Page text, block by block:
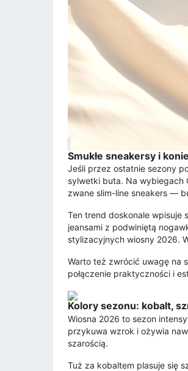
Smukłe sneakersy i
Jeśli przez ostatnie sezony
sylwetki buta. Na wybiegach
zwane slim-line sneakers —
Ten trend doskonale wpisuje
jeansami z podwiniętą
stylizacyjnych wiosny 2026.
Warto też zwrócić uwagę na
połączenie praktyczności i
Kolory sezonu: kobalt,
Wiosna 2026 to sezon
przykuwa wzrok i ożywia
szarością.
Tuż za kobaltem plasuje się